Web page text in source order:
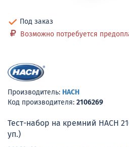
Под заказ
Возможно потребуется
Производитель: HACH
Код производителя: 2106269
Тест-набор на кремний HACH
уп.)